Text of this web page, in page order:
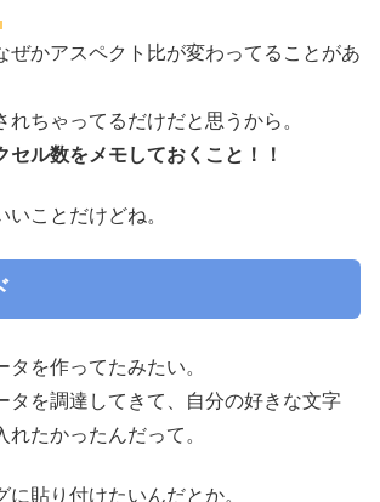
ぜかアスペクト比が変わってることがあ
れちゃってるだけだと思うから。
セル数をメモしておくこと！！
いことだけどね。
を作ってたみたい。
タを調達してきて、自分の好きな文字
れたかったんだって。
に貼り付けたいんだとか。